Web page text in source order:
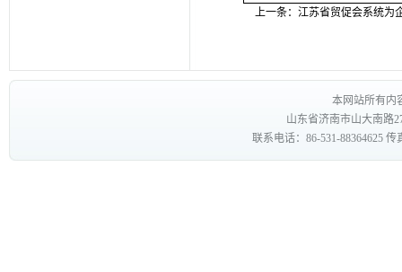
上一条： 江苏省贸促会系统为
本网站所有内
山东省济南市山大南路
联系电话：86-531-88364625 传